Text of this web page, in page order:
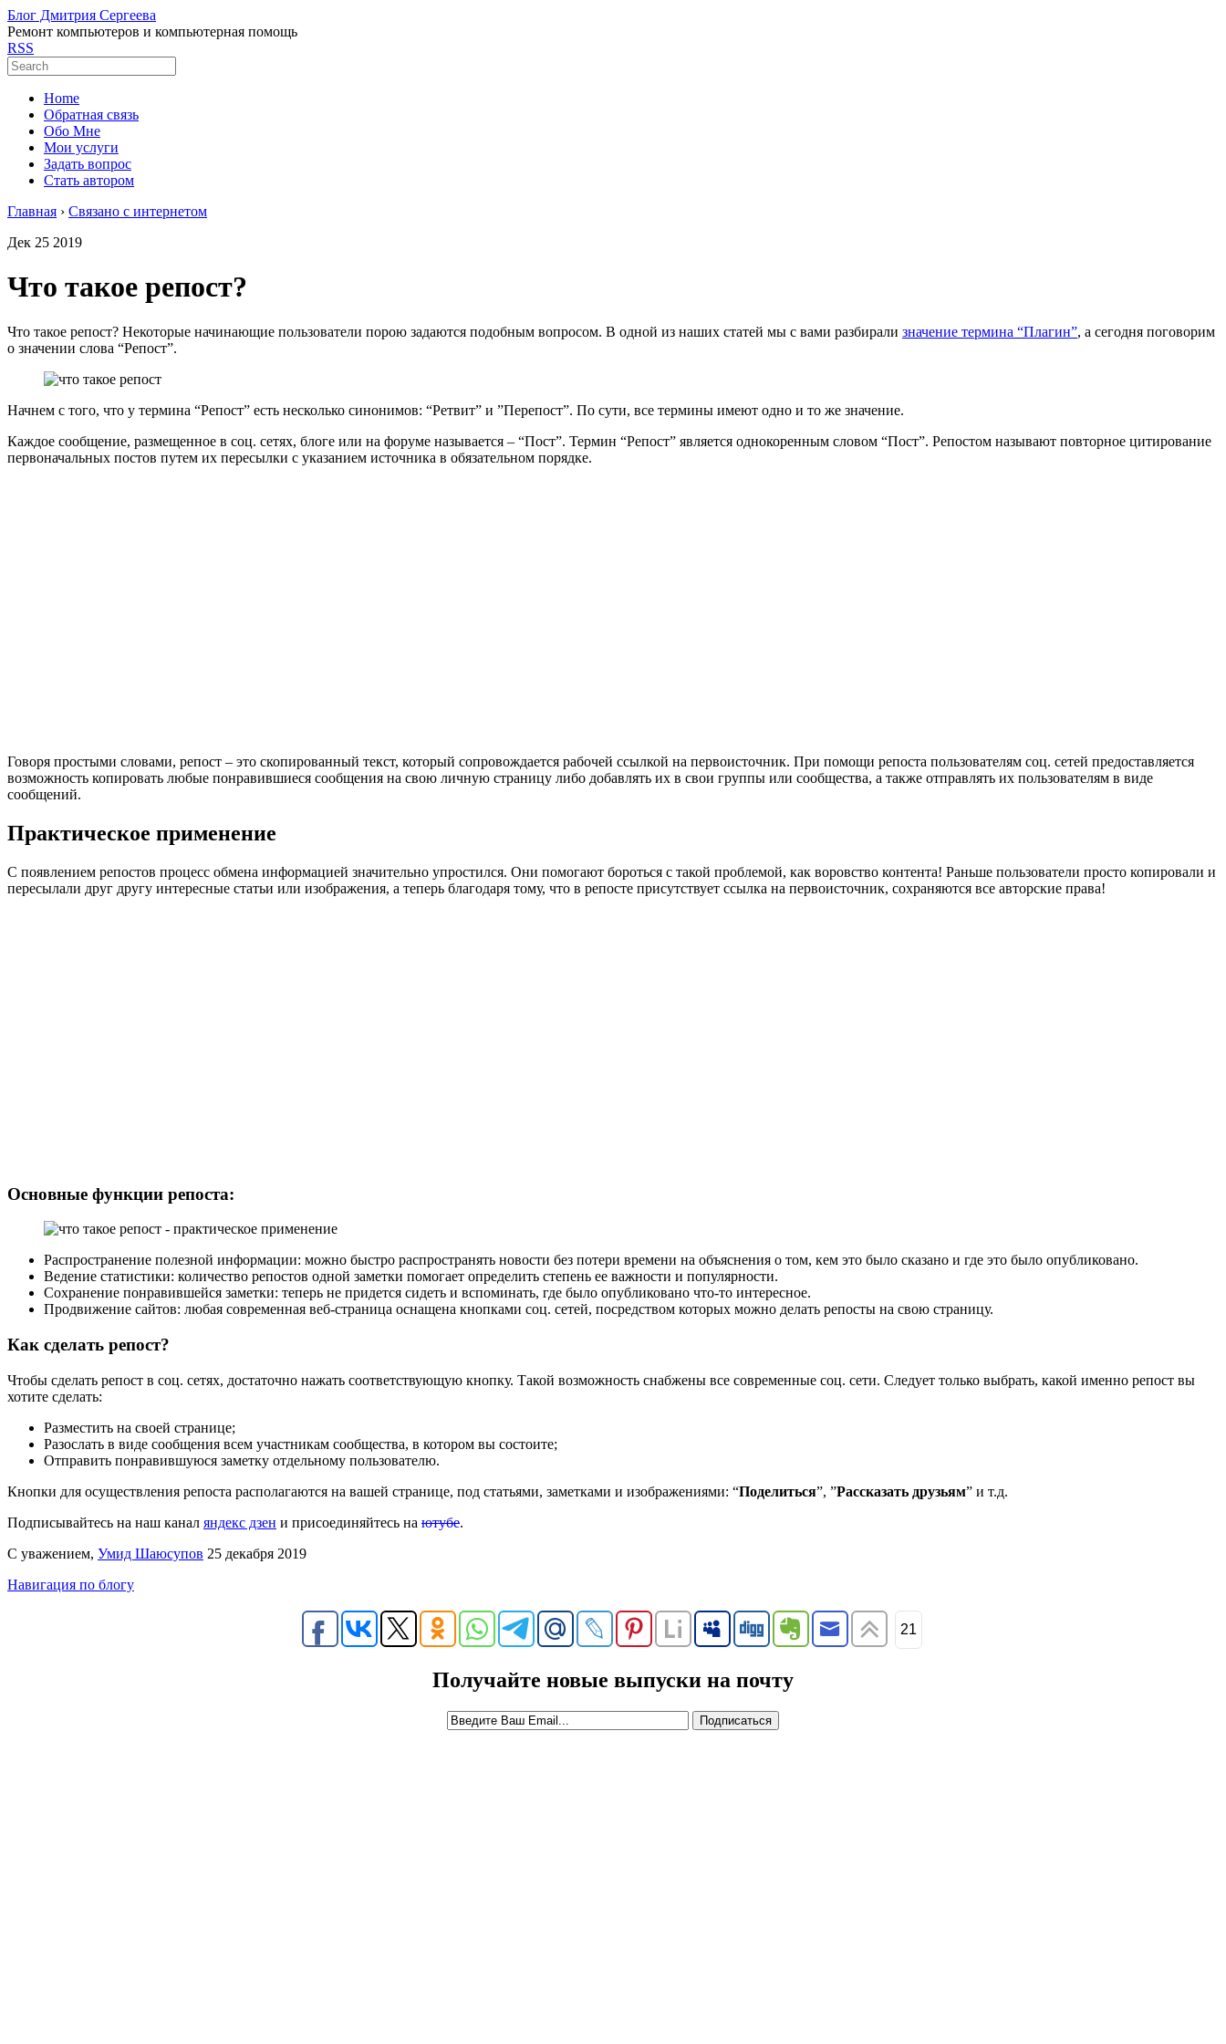
Блог Дмитрия Сергеева
Ремонт компьютеров и компьютерная помощь
RSS
Home
Обратная связь
Обо Мне
Мои услуги
Задать вопрос
Стать автором
Главная › Связано с интернетом
Дек 25 2019
Что такое репост?
Что такое репост? Некоторые начинающие пользователи порою задаются подобным вопросом. В одной из наших статей мы с вами разбирали значение термина “Плагин”, а сегодня поговорим
о значении слова “Репост”.
Начнем с того, что у термина “Репост” есть несколько синонимов: “Ретвит” и ”Перепост”. По сути, все термины имеют одно и то же значение.
Каждое сообщение, размещенное в соц. сетях, блоге или на форуме называется – “Пост”. Термин “Репост” является однокоренным словом “Пост”. Репостом называют повторное цитирование
первоначальных постов путем их пересылки с указанием источника в обязательном порядке.
Говоря простыми словами, репост – это скопированный текст, который сопровождается рабочей ссылкой на первоисточник. При помощи репоста пользователям соц. сетей предоставляется
возможность копировать любые понравившиеся сообщения на свою личную страницу либо добавлять их в свои группы или сообщества, а также отправлять их пользователям в виде
сообщений.
Практическое применение
С появлением репостов процесс обмена информацией значительно упростился. Они помогают бороться с такой проблемой, как воровство контента! Раньше пользователи просто копировали и
пересылали друг другу интересные статьи или изображения, а теперь благодаря тому, что в репосте присутствует ссылка на первоисточник, сохраняются все авторские права!
Основные функции репоста:
Распространение полезной информации: можно быстро распространять новости без потери времени на объяснения о том, кем это было сказано и где это было опубликовано.
Ведение статистики: количество репостов одной заметки помогает определить степень ее важности и популярности.
Сохранение понравившейся заметки: теперь не придется сидеть и вспоминать, где было опубликовано что-то интересное.
Продвижение сайтов: любая современная веб-страница оснащена кнопками соц. сетей, посредством которых можно делать репосты на свою страницу.
Как сделать репост?
Чтобы сделать репост в соц. сетях, достаточно нажать соответствующую кнопку. Такой возможность снабжены все современные соц. сети. Следует только выбрать, какой именно репост вы
хотите сделать:
Разместить на своей странице;
Разослать в виде сообщения всем участникам сообщества, в котором вы состоите;
Отправить понравившуюся заметку отдельному пользователю.
Кнопки для осуществления репоста располагаются на вашей странице, под статьями, заметками и изображениями: “Поделиться”, ”Рассказать друзьям” и т.д.
Подписывайтесь на наш канал яндекс дзен и присоединяйтесь на ютубе.
С уважением, Умид Шаюсупов 25 декабря 2019
Навигация по блогу
21
Получайте новые выпуски на почту